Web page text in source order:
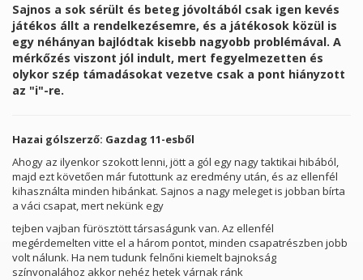
Sajnos a sok sérült és beteg jóvoltából csak igen kevés
játékos állt a rendelkezésemre, és a játékosok közül is
egy néhányan bajlódtak kisebb nagyobb problémával. A
mérkőzés viszont jól indult, mert fegyelmezetten és
olykor szép támadásokat vezetve csak a pont hiányzott
az "i"-re.
Hazai gólszerző: Gazdag 11-esből
Ahogy az ilyenkor szokott lenni, jött a gól egy nagy taktikai hibából,
majd ezt követően már futottunk az eredmény után, és az ellenfél
kihasználta minden hibánkat. Sajnos a nagy meleget is jobban bírta
a váci csapat, mert nekünk egy
tejben vajban fürösztött társaságunk van. Az ellenfél
megérdemelten vitte el a három pontot, minden csapatrészben jobb
volt nálunk. Ha nem tudunk felnőni kiemelt bajnokság
színvonalához akkor nehéz hetek várnak ránk